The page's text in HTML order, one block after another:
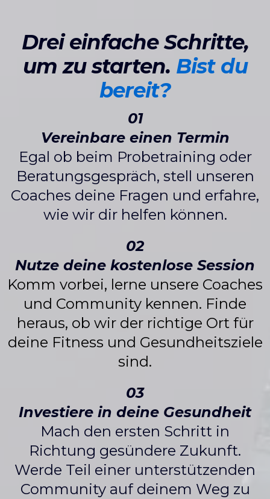
Drei einfache Schritte,
um zu starten. Bist du
bereit?
01
Vereinbare einen Termin
Egal ob beim Probetraining oder
Beratungsgespräch, stell unseren
Coaches deine Fragen und erfahre,
wie wir dir helfen können.
02
Nutze deine kostenlose Session
Komm vorbei, lerne unsere Coaches
und Community kennen. Finde
heraus, ob wir der richtige Ort für
deine Fitness und Gesundheitsziele
sind.
03
Investiere in deine Gesundheit
Mach den ersten Schritt in
Richtung gesündere Zukunft.
Werde Teil einer unterstützenden
Community auf deinem Weg zu